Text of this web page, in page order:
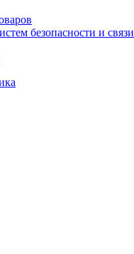
безопасности и связи